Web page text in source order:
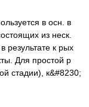
в осн. в
из неск.
результате к рых
Для простой р
стадии), к&#8230;